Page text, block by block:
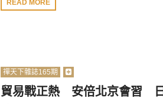
READ MORE
禪天下雜誌165期
貿易戰正熱 安倍北京會習